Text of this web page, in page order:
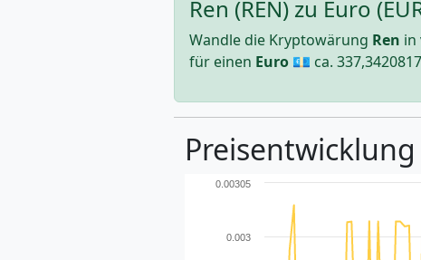
Ren (REN) zu Euro
Wandle die Kryptowärung Ren in
für einen Euro 💶 ca. 337,3420817
0.003
0.00305